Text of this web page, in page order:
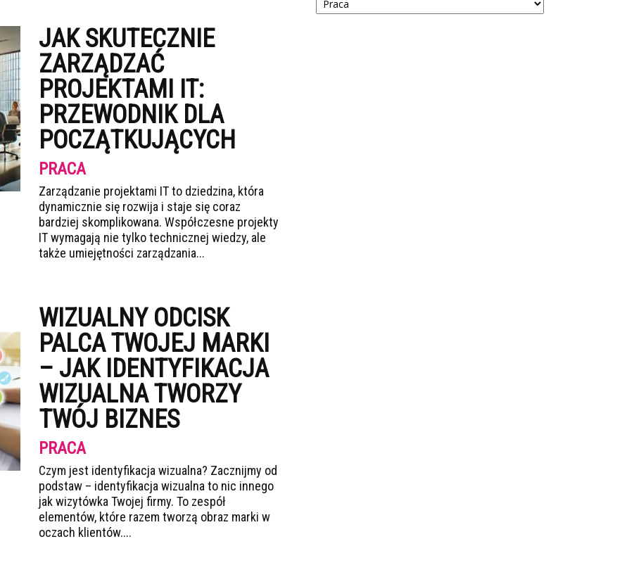
JAK SKUTECZNIE
ZARZĄDZAĆ
PROJEKTAMI IT:
PRZEWODNIK DLA
POCZĄTKUJĄCYCH
PRACA
Zarządzanie projektami IT to dziedzina, która
dynamicznie się rozwija i staje się coraz
bardziej skomplikowana. Współczesne projekty
IT wymagają nie tylko technicznej wiedzy, ale
także umiejętności zarządzania...
WIZUALNY ODCISK
PALCA TWOJEJ MARKI
– JAK IDENTYFIKACJA
WIZUALNA TWORZY
TWÓJ BIZNES
PRACA
Czym jest identyfikacja wizualna? Zacznijmy od
podstaw – identyfikacja wizualna to nic innego
jak wizytówka Twojej firmy. To zespół
elementów, które razem tworzą obraz marki w
oczach klientów....